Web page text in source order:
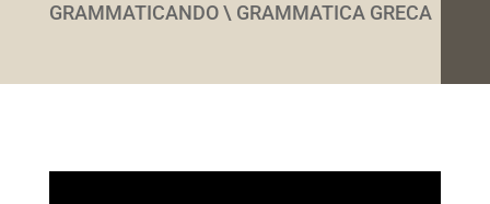
GRAMMATICANDO \ GRAMMATICA GRECA